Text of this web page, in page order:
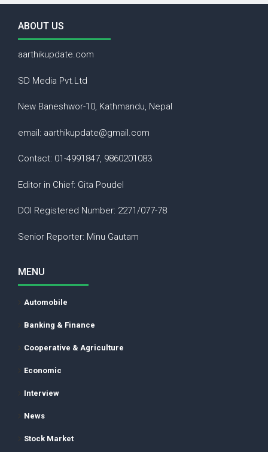
ABOUT US
aarthikupdate.com
SD Media Pvt.Ltd
New Baneshwor-10, Kathmandu, Nepal
email: aarthikupdate@gmail.com
Contact: 01-4991847, 9860201083
Editor in Chief: Gita Poudel
DOI Registered Number: 2271/077-78
Senior Reporter: Minu Gautam
MENU
Automobile
Banking & Finance
Cooperative & Agriculture
Economic
Interview
News
Stock Market